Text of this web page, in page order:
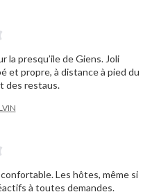
la presqu’ile de Giens. Joli
et propre, à distance à pied du
des restaus.
Les hôtes, même si
à toutes demandes.